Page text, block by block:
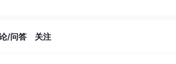
/问答 关注